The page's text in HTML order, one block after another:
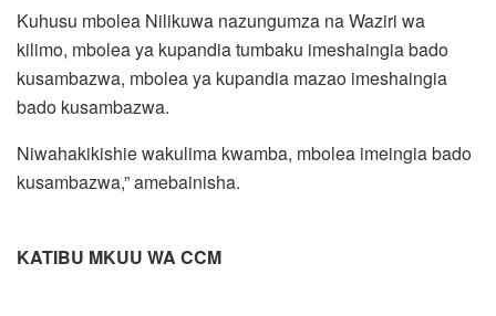
Kuhusu mbolea Nilikuwa nazungumza na Waziri wa
kilimo, mbolea ya kupandia tumbaku imeshaingia bado
kusambazwa, mbolea ya kupandia mazao imeshaingia
bado kusambazwa.
Niwahakikishie wakulima kwamba, mbolea imeingia bado
kusambazwa,” amebainisha.
KATIBU MKUU WA CCM